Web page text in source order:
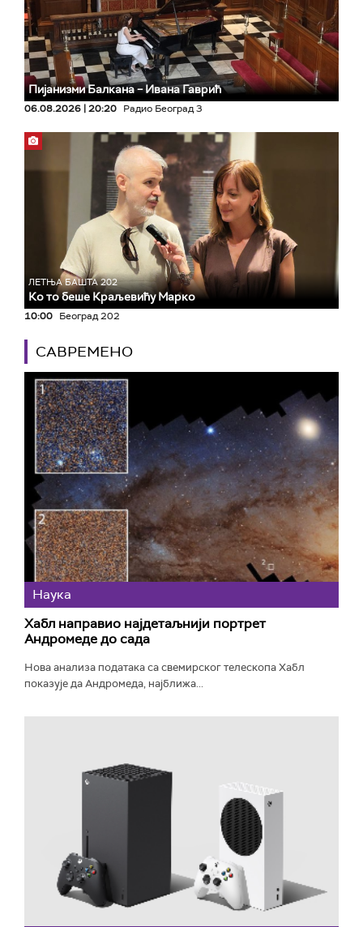
Пијанизми Балкана – Ивана Гаврић
06.08.2026 | 20:20 Радио Београд 3
ЛЕТЊА БАШТА 202
Ко то беше Краљевићу Марко
10:00 Београд 202
САВРЕМЕНО
Наука
Хабл направио најдетаљнији портрет
Андромеде до сада
Нова анализа података са свемирског телескопа Хабл
показује да Андромеда, најближа...